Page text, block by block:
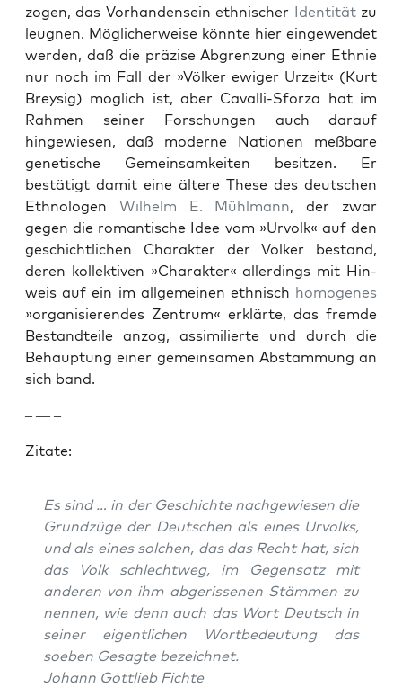
zo­gen, das Vorhan­den­sein eth­nis­ch­er Iden­titätzu
leug­nen. Möglicher­weise kön­nte hier eingewen­det
wer­den, daß die präzise Abgren­zung ein­er Eth­nie
nur noch im Fall der »Völk­er ewiger Urzeit« (Kurt
Breysig) möglich ist, aber Cav­al­li-Sforza hat im
Rah­men sein­er Forschun­gen auch darauf
hingewiesen, daß mod­erne Natio­nen meßbare
genetis­che Gemein­samkeit­en besitzen. Er
bestätigt damit eine ältere These des deutschen
Eth­nolo­gen Wil­helm E. Mühlmann, der zwar
gegen die roman­tis­che Idee vom »Urvolk« auf den
geschichtlichen Charak­ter der Völk­er bestand,
deren kollek­tiv­en »Charak­ter« allerd­ings mit Hin­
weis auf ein im all­ge­meinen eth­nisch homo­genes
»organ­isieren­des Zen­trum« erk­lärte, das fremde
Bestandteile anzog, assim­i­lierte und durch die
Behaup­tung ein­er gemein­samen Abstam­mung an
sich band.
– — –
Zitate:
Es sind … in der Geschichte nachgewiesen die
Grundzüge der Deutschen als eines Urvolks,
und als eines solchen, das das Recht hat, sich
das Volk schlechtweg, im Gegen­satz mit
anderen von ihm abgeris­se­nen Stäm­men zu
nen­nen, wie denn auch das Wort Deutsch in
sein­er eigentlichen Wortbe­deu­tung das
soeben Gesagte beze­ich­net.
Johann Got­tlieb Fichte